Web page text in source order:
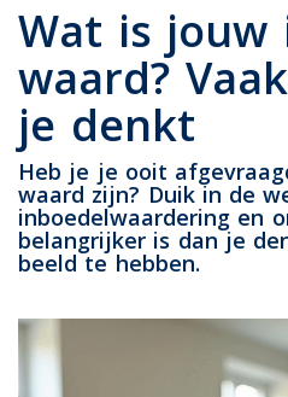
Wat is jouw
waard?
je denkt
Heb je je ooit
waard zijn? Duik in de
inboedelwaardering en
belangrijker is dan je
beeld te hebben.